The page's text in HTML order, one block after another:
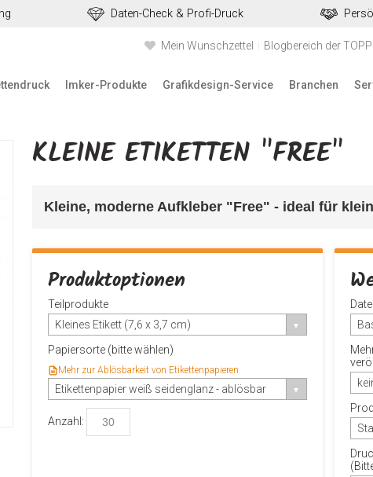
Daten-Check & Profi-Druck
Mein Wunschzettel Blogbereich der
Imker-Produkte Grafikdesign-Service Branchen
KLEINE ETIKETTEN "FREE"
Kleine, moderne Aufkleber "Free" - ideal für
Produktoptionen
Teilprodukte
Kleines Etikett (7,6 x 3,7 cm)
Papiersorte (bitte wählen)
Mehr zur Ablösbarkeit von Etikettenpapieren
Etikettenpapier weiß seidenglanz - ablösbar
Anzahl: